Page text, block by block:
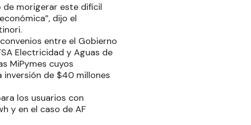
de morigerar este difícil
dijo el
entre el Gobierno
Electricidad y Aguas de
MiPymes cuyos
inversión de $40 millones
los usuarios con
y en el caso de AF